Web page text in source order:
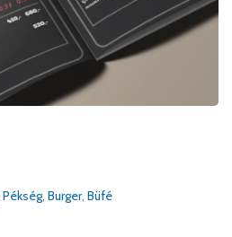
Pékség, Burger, Büfé